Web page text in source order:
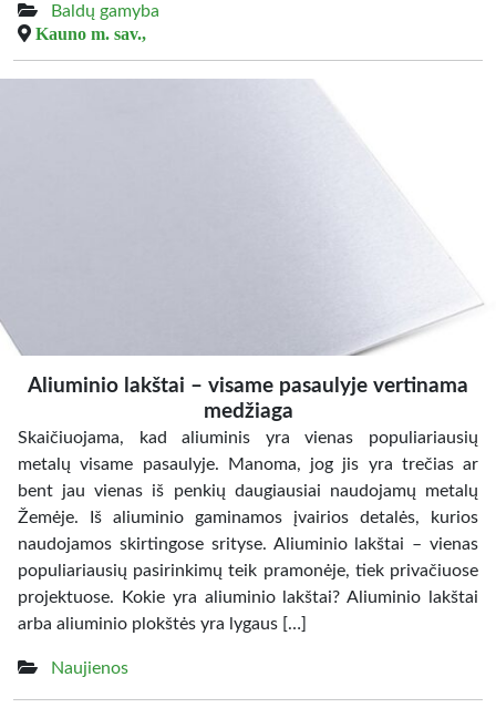
Baldų gamyba
Kauno m. sav.,
Aliuminio lakštai – visame pasaulyje vertinama
medžiaga
Skaičiuojama, kad aliuminis yra vienas populiariausių
metalų visame pasaulyje. Manoma, jog jis yra trečias ar
bent jau vienas iš penkių daugiausiai naudojamų metalų
Žemėje. Iš aliuminio gaminamos įvairios detalės, kurios
naudojamos skirtingose srityse. Aliuminio lakštai – vienas
populiariausių pasirinkimų teik pramonėje, tiek privačiuose
projektuose. Kokie yra aliuminio lakštai? Aliuminio lakštai
arba aliuminio plokštės yra lygaus […]
Naujienos